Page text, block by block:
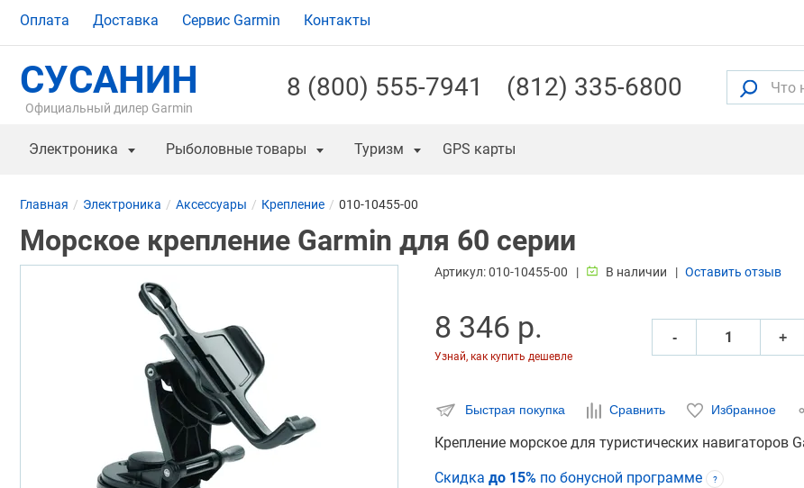
Оплата Доставка Сервис Garmin Контакты
СУСАНИН
Официальный дилер Garmin
8 (800) 555-7941 (812) 335-6800
Электроника Рыболовные товары Туризм GPS карты
Главная Электроника Аксессуары Крепление 010-10455-00
Морское крепление Garmin для 60 серии
Артикул:010-10455-00 В наличии Оставить отзыв
8 346 р.
Узнай, как купить дешевле
‐ +
Быстрая покупка Сравнить Избранное
Крепление морское для туристических навигаторов
Скидка до 15% по бонусной программе ?